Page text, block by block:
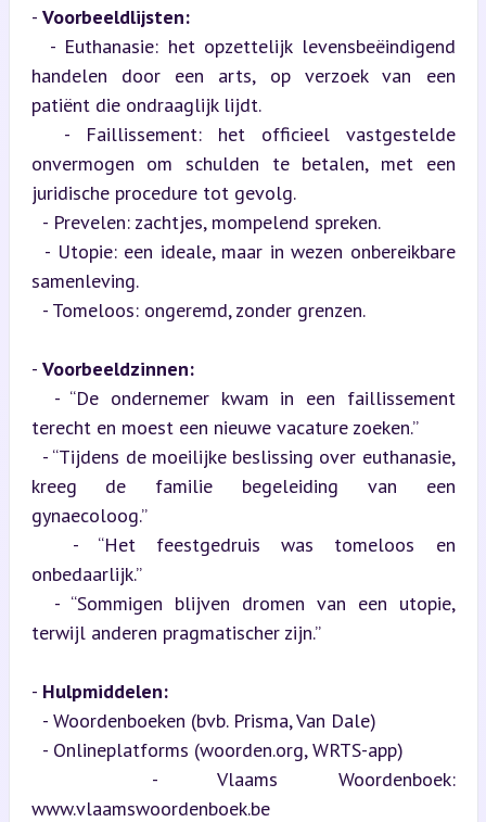
- Voorbeeldlijsten:
handelen door een arts, op verzoek van een
patiënt die ondraaglijk lijdt.
onvermogen om schulden te betalen, met een
juridische procedure tot gevolg.
samenleving.
  - Tomeloos: ongeremd, zonder grenzen.
- Voorbeeldzinnen:
terecht en moest een nieuwe vacature zoeken.”
kreeg de familie begeleiding van een
gynaecoloog.”
onbedaarlijk.”
terwijl anderen pragmatischer zijn.”
- Hulpmiddelen:
www.vlaamswoordenboek.be